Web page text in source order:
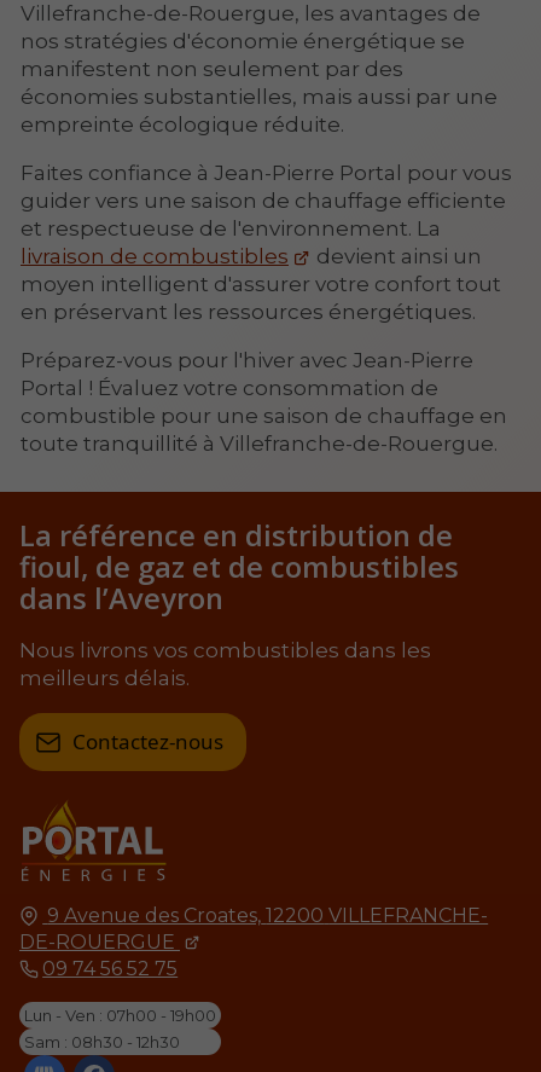
Villefranche-de-Rouergue, les avantages de
nos stratégies d'économie énergétique se
manifestent non seulement par des
économies substantielles, mais aussi par une
empreinte écologique réduite.
Faites confiance à Jean-Pierre Portal pour vous
guider vers une saison de chauffage efficiente
et respectueuse de l'environnement. La
livraison de combustibles
devient ainsi un
moyen intelligent d'assurer votre confort tout
en préservant les ressources énergétiques.
Préparez-vous pour l'hiver avec Jean-Pierre
Portal ! Évaluez votre consommation de
combustible pour une saison de chauffage en
toute tranquillité à Villefranche-de-Rouergue.
9 Avenue des Croates, 12200 VILLEFRANCHE-
DE-ROUERGUE
09 74 56 52 75
Lun - Ven : 07h00 - 19h00
Sam : 08h30 - 12h30
La référence en distribution de
fioul, de gaz et de combustibles
dans l’Aveyron
Nous livrons vos combustibles dans les
meilleurs délais.
Contactez-nous